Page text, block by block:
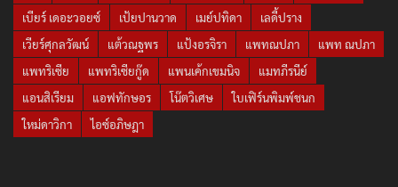
เบียร์ เดอะวอยซ์
เป้ยปานวาด เมย์ปทิดา
เลดี้ปราง
เวียร์ศุกลวัฒน์
แต้วณฐพร แป้งอรจิรา แพทณปภา
แพท ณปภา
แพทริเซีย
แพทริเซียกู๊ด แพนเค้กเขมนิจ
แมทภีรนีย์
แอนสิเรียม
แอฟทักษอร โน๊ตวิเศษ
ใบเฟิร์นพิมพ์ชนก
ใหม่ดาวิกา
ไอซ์อภิษฎา